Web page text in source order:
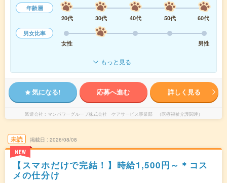
年齢層
20代
30代 40代 50代
60代
男女比率
女性
男性
もっと見る
気になる! 応募へ進む 詳しく見る
派遣会社 マンパワーグループ株式会社 ケアサービス事業部 （医療福祉介護関連）
未読
NEW
掲載日 2026/08/08
【スマホだけで完結！】時給1,500円～＊コス
メの仕分け